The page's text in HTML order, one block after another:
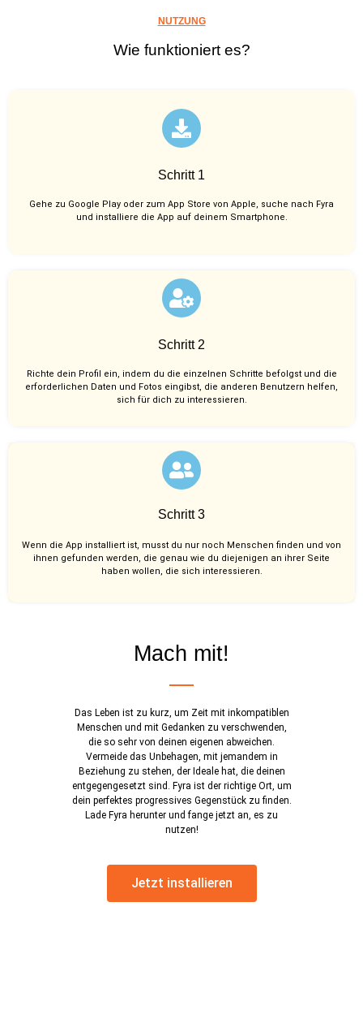
NUTZUNG
Wie funktioniert es?
Schritt 1
Gehe zu Google Play oder zum App Store von Apple, suche nach Fyra
und installiere die App auf deinem Smartphone.
Schritt 2
Richte dein Profil ein, indem du die einzelnen Schritte befolgst und die
erforderlichen Daten und Fotos eingibst, die anderen Benutzern helfen,
sich für dich zu interessieren.
Schritt 3
Wenn die App installiert ist, musst du nur noch Menschen finden und von
ihnen gefunden werden, die genau wie du diejenigen an ihrer Seite
haben wollen, die sich interessieren.
Mach mit!
Das Leben ist zu kurz, um Zeit mit inkompatiblen
Menschen und mit Gedanken zu verschwenden,
die so sehr von deinen eigenen abweichen.
Vermeide das Unbehagen, mit jemandem in
Beziehung zu stehen, der Ideale hat, die deinen
entgegengesetzt sind. Fyra ist der richtige Ort, um
dein perfektes progressives Gegenstück zu finden.
Lade Fyra herunter und fange jetzt an, es zu
nutzen!
Jetzt installieren